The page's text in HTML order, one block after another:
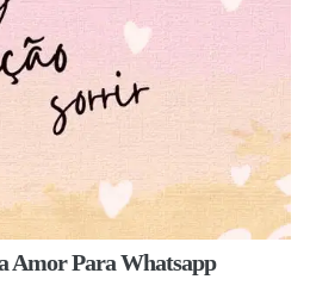
Amor Para Whatsapp